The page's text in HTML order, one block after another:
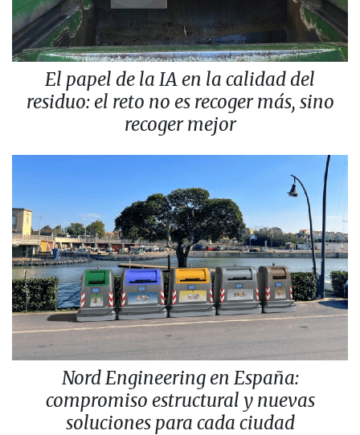
El papel de la IA en la calidad del
residuo: el reto no es recoger más, sino
recoger mejor
Nord Engineering en España:
compromiso estructural y nuevas
soluciones para cada ciudad